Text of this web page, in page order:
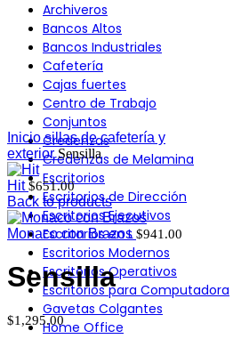
Archiveros
Bancos Altos
Bancos Industriales
Cafetería
Cajas fuertes
Centro de Trabajo
Conjuntos
Credenzas
Credenzas de Melamina
Escritorios
Escritorios de Dirección
Escritorios Ejecutivos
Escritorios en L
Escritorios Modernos
Escritorios Operativos
Escritorios para Computadora
Gavetas Colgantes
Home Office
Click to enlarge
Iniciosillas de cafetería y
exteriorSensilla
Hit$651.00
Back to products
Monaco con Brazos $941.00
Sensilla
$1,295.00